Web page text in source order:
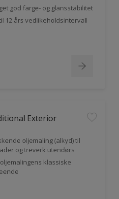
god farge- og glansstabilitet
12 års vedlikeholdsintervall
Exterior
oljemaling (alkyd) til
og treverk utendørs
klassiske